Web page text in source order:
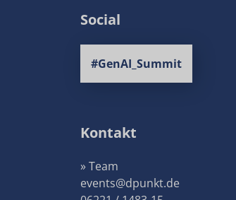
Social
#GenAI_Summit
Kontakt
» Team
events@dpunkt.de